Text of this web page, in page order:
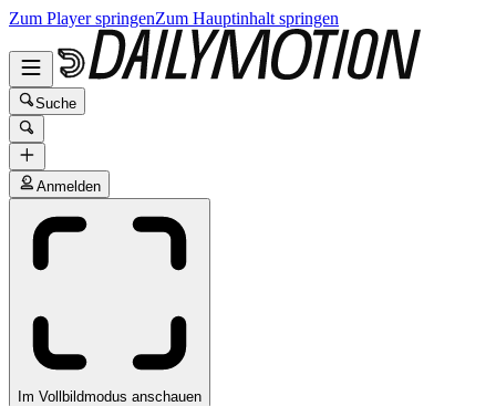
Zum Player springenZum Hauptinhalt springen
Suche
Anmelden
Im Vollbildmodus anschauen